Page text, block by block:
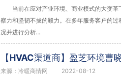
当前在应对产业环境、商业模式的大变
察力和坚韧不拔的毅力。在多年服务客户的
况并进行分析...
【HVAC渠道商】盈芝环境曹
来源：冷暖商情网
2022-08-12